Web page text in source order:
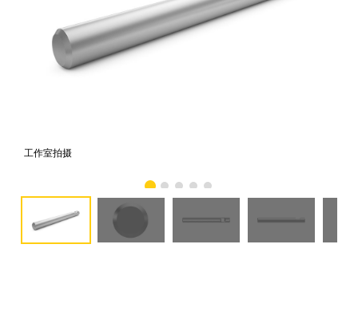
工作室拍摄